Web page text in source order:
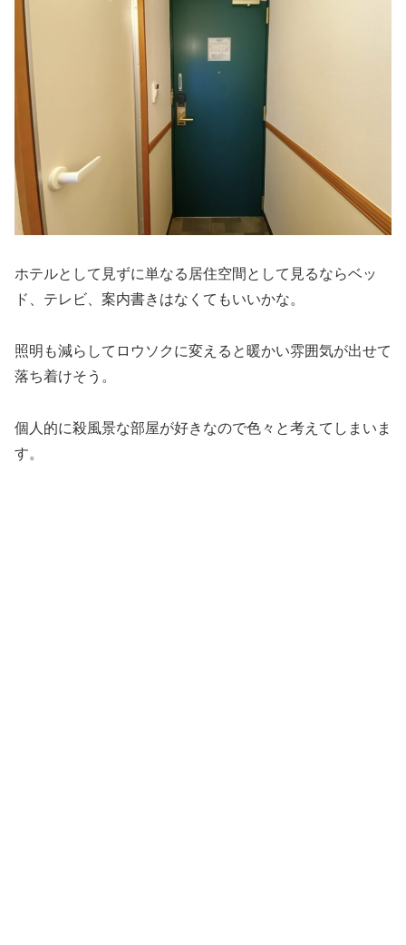
ホテルとして見ずに単なる居住空間として見るならベッ
ド、テレビ、案内書きはなくてもいいかな。
照明も減らしてロウソクに変えると暖かい雰囲気が出せて
落ち着けそう。
個人的に殺風景な部屋が好きなので色々と考えてしまいま
す。